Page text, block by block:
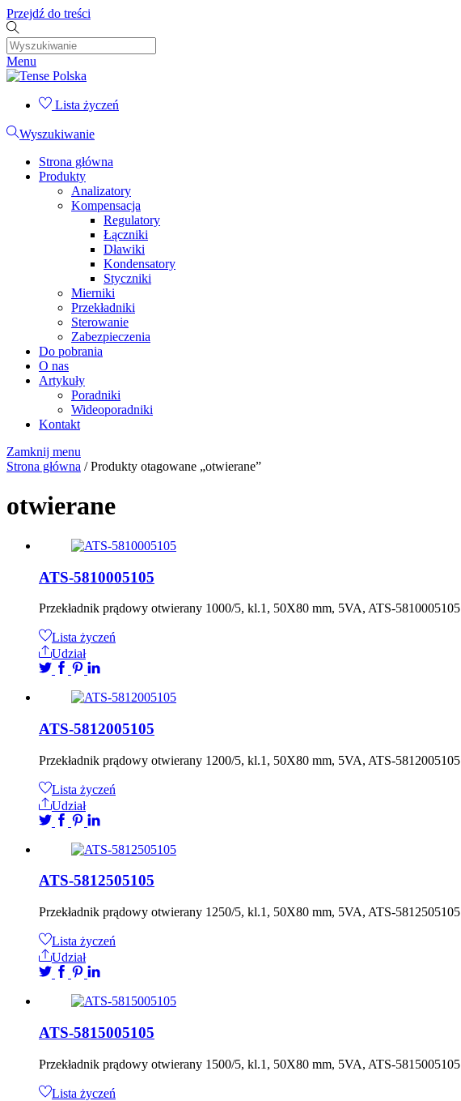
Przejdź do treści
Menu
Lista życzeń
Wyszukiwanie
Strona główna
Produkty
Analizatory
Kompensacja
Regulatory
Łączniki
Dławiki
Kondensatory
Styczniki
Mierniki
Przekładniki
Sterowanie
Zabezpieczenia
Do pobrania
O nas
Artykuły
Poradniki
Wideoporadniki
Kontakt
Zamknij menu
Strona główna / Produkty otagowane „otwierane”
otwierane
ATS-5810005105
Przekładnik prądowy otwierany 1000/5, kl.1, 50X80 mm, 5VA, ATS-5810005105
Lista życzeń
Udział
ATS-5812005105
Przekładnik prądowy otwierany 1200/5, kl.1, 50X80 mm, 5VA, ATS-5812005105
Lista życzeń
Udział
ATS-5812505105
Przekładnik prądowy otwierany 1250/5, kl.1, 50X80 mm, 5VA, ATS-5812505105
Lista życzeń
Udział
ATS-5815005105
Przekładnik prądowy otwierany 1500/5, kl.1, 50X80 mm, 5VA, ATS-5815005105
Lista życzeń